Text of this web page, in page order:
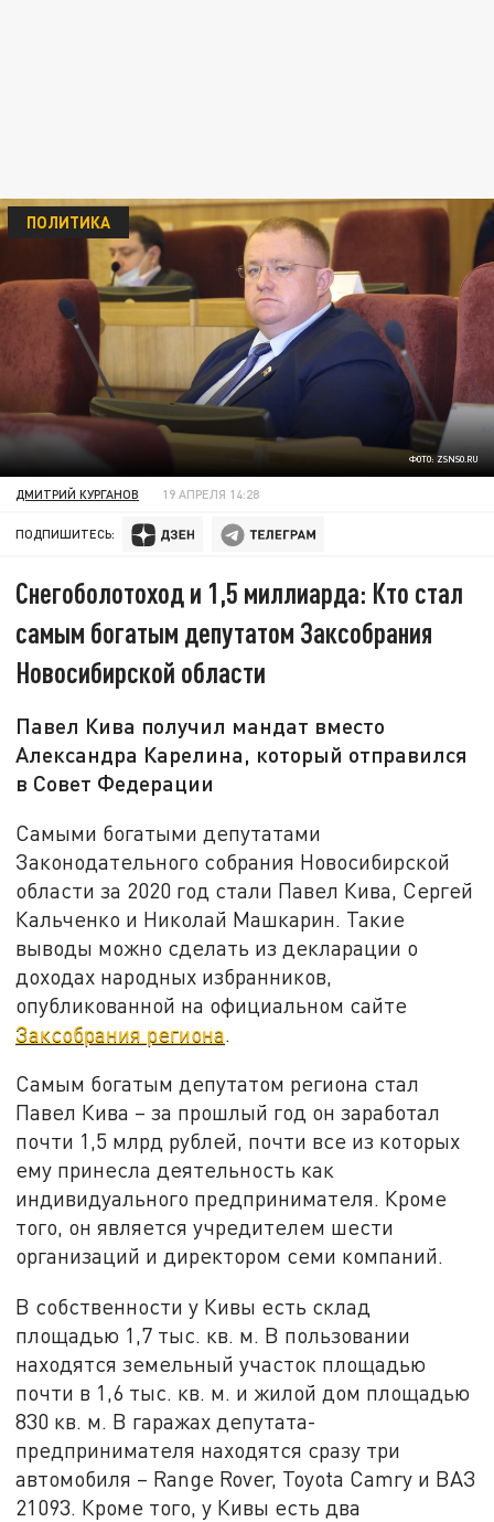
ФОТО: ZSNSO.RU
ПОЛИТИКА
ДМИТРИЙ КУРГАНОВ 19 АПРЕЛЯ 14:28
ПОДПИШИТЕСЬ:
Снегоболотоход и 1,5 миллиарда: Кто стал
самым богатым депутатом Заксобрания
Новосибирской области
Павел Кива получил мандат вместо
Александра Карелина, который отправился
в Совет Федерации
Самыми богатыми депутатами
Законодательного собрания Новосибирской
области за 2020 год стали Павел Кива, Сергей
Кальченко и Николай Машкарин. Такие
выводы можно сделать из декларации о
доходах народных избранников,
опубликованной на официальном сайте
Заксобрания региона.
Самым богатым депутатом региона стал
Павел Кива – за прошлый год он заработал
почти 1,5 млрд рублей, почти все из которых
ему принесла деятельность как
индивидуального предпринимателя. Кроме
того, он является учредителем шести
организаций и директором семи компаний.
В собственности у Кивы есть склад
площадью 1,7 тыс. кв. м. В пользовании
находятся земельный участок площадью
почти в 1,6 тыс. кв. м. и жилой дом площадью
830 кв. м. В гаражах депутата-
предпринимателя находятся сразу три
автомобиля – Range Rover, Toyota Camry и ВАЗ
21093. Кроме того, у Кивы есть два